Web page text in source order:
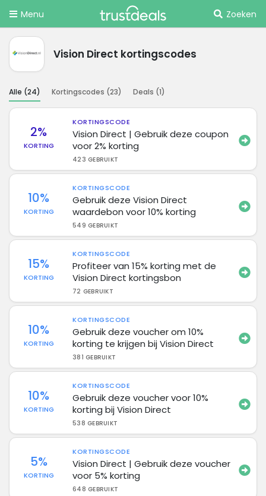
Menu Zoeken
Vision Direct kortingscodes
Alle (24) Kortingscodes (23) Deals (1)
2%
KORTING
KORTINGSCODE
Vision Direct | Gebruik deze coupon
voor 2% korting
423 GEBRUIKT
10%
KORTING
KORTINGSCODE
Gebruik deze Vision Direct
waardebon voor 10% korting
549 GEBRUIKT
15%
KORTING
KORTINGSCODE
Profiteer van 15% korting met de
Vision Direct kortingsbon
72 GEBRUIKT
10%
KORTING
KORTINGSCODE
Gebruik deze voucher om 10%
korting te krijgen bij Vision Direct
381 GEBRUIKT
10%
KORTING
KORTINGSCODE
Gebruik deze voucher voor 10%
korting bij Vision Direct
538 GEBRUIKT
5%
KORTING
KORTINGSCODE
Vision Direct | Gebruik deze voucher
voor 5% korting
648 GEBRUIKT